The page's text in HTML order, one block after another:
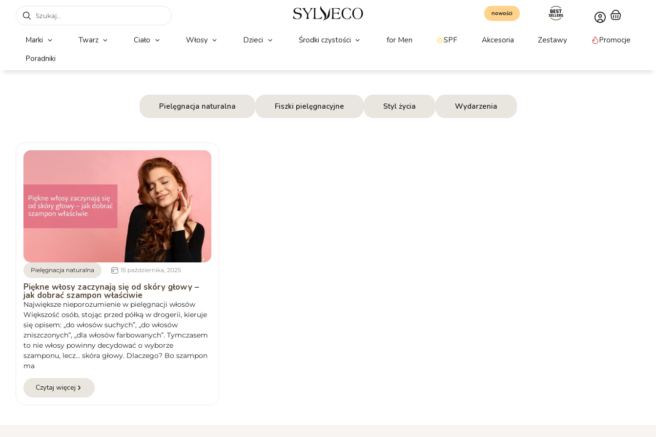
nowości
Marki Twarz Ciało Włosy Dzieci Środki czystości for Men SPF Akcesoria Zestawy
Promocje
Poradniki
Pielęgnacja naturalna Fiszki pielęgnacyjne Styl życia Wydarzenia
Pielęgnacja naturalna 15 października, 2025
Piękne włosy zaczynają się od skóry głowy –
jak dobrać szampon właściwie
Największe nieporozumienie w pielęgnacji włosów
Większość osób, stojąc przed półką w drogerii, kieruje
się opisem: „do włosów suchych”, „do włosów
zniszczonych”, „dla włosów farbowanych”. Tymczasem
to nie włosy powinny decydować o wyborze
szamponu, lecz… skóra głowy. Dlaczego? Bo szampon
ma
Czytaj więcej